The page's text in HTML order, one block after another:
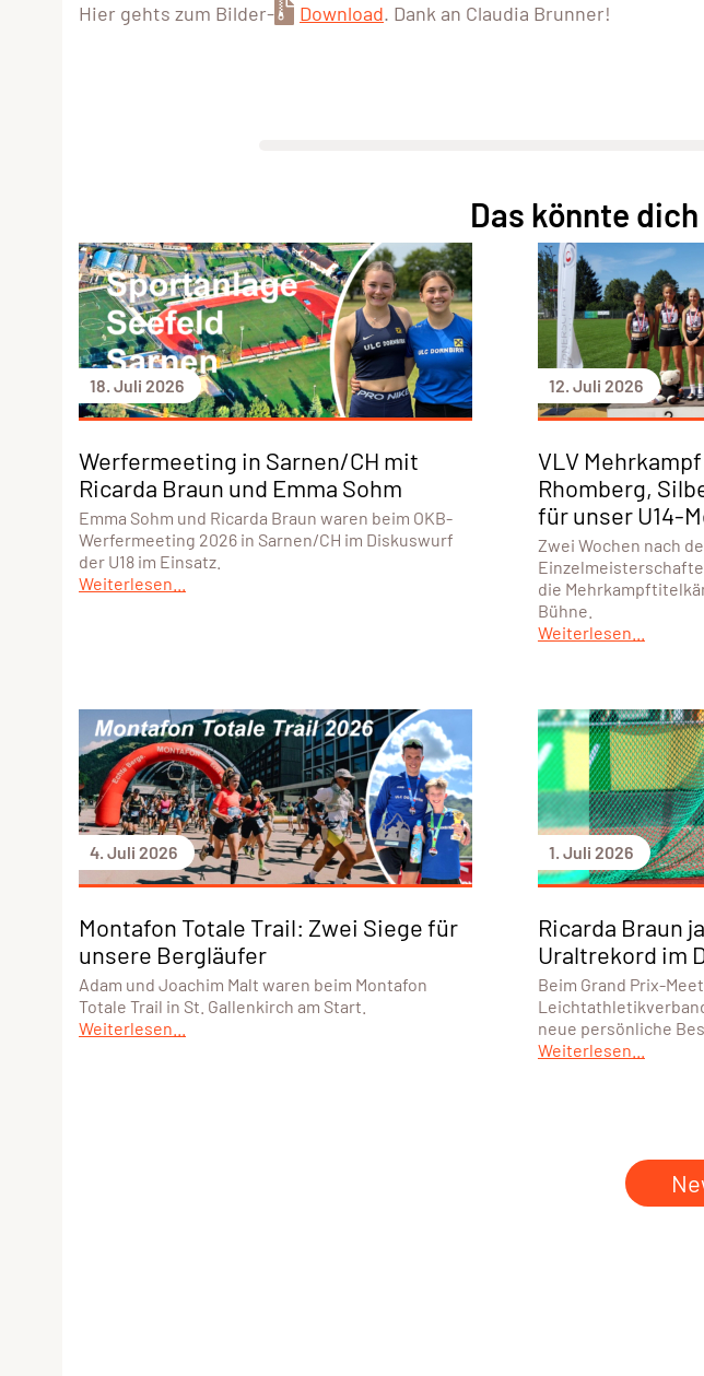
Hier gehts zum Bilder- Download. Dank an Claudia Brunner!
Das könnte
18. Juli 2026
Werfermeeting in Sarnen/CH mit
Ricarda Braun und Emma Sohm
Emma Sohm und Ricarda Braun waren beim OKB-
Werfermeeting 2026 in Sarnen/CH im Diskuswurf
der U18 im Einsatz.
Weiterlesen...
12. Juli 2026
VLV
Rhomberg,
für unser U14-
Zwei Wochen nach
die
Bühne.
Weiterlesen...
4. Juli 2026
Montafon Totale Trail: Zwei Siege für
unsere Bergläufer
Adam und Joachim Malt waren beim Montafon
Totale Trail in St. Gallenkirch am Start.
Weiterlesen...
1. Juli 2026
Ricarda Braun
Uraltrekord im
Beim Grand Prix-
neue persönliche
Weiterlesen...